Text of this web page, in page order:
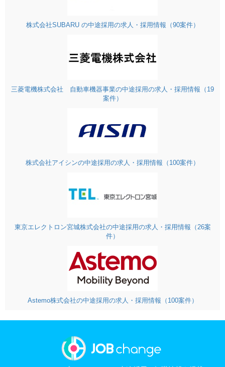
株式会社SUBARU の中途採用の求人・採用情報（90案件）
三菱電機株式会社 自動車機器事業の中途採用の求人・採用情報（19
案件）
株式会社アイシンの中途採用の求人・採用情報（100案件）
東京エレクトロン宮城株式会社の中途採用の求人・採用情報（26案
件）
Astemo株式会社の中途採用の求人・採用情報（100案件）